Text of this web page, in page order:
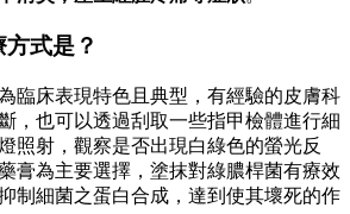
式是？
臨床表現特色且典型，有經驗的皮膚科
，也可以透過刮取一些指甲檢體進行細
照射，觀察是否出現白綠色的螢光反
膏為主要選擇，塗抹對綠膿桿菌有療效
制細菌之蛋白合成，達到使其壞死的作